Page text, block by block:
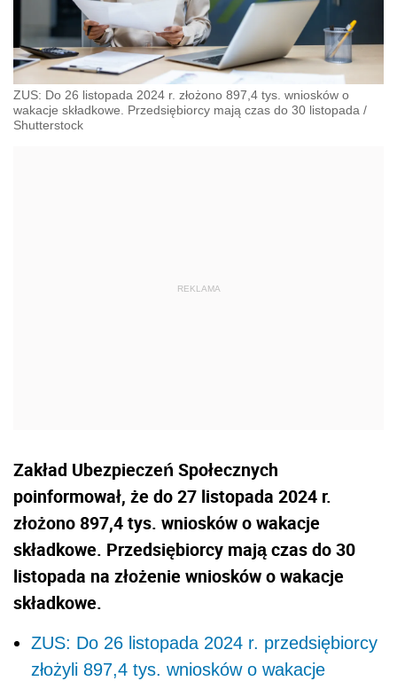
ZUS: Do 26 listopada 2024 r. złożono 897,4 tys. wniosków o
wakacje składkowe. Przedsiębiorcy mają czas do 30 listopada /
Shutterstock
Zakład Ubezpieczeń Społecznych
poinformował, że do 27 listopada 2024 r.
złożono 897,4 tys. wniosków o wakacje
składkowe. Przedsiębiorcy mają czas do 30
listopada na złożenie wniosków o wakacje
składkowe.
ZUS: Do 26 listopada 2024 r. przedsiębiorcy
złożyli 897,4 tys. wniosków o wakacje